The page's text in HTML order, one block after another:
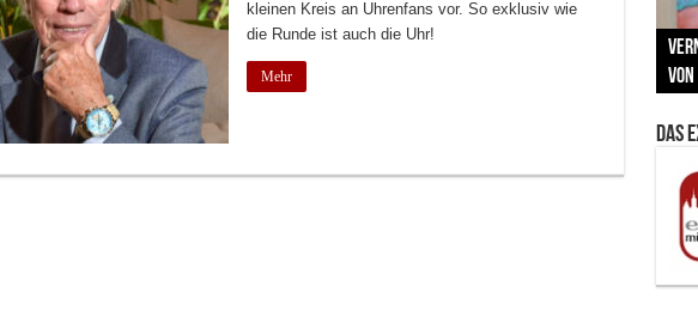
kleinen Kreis an Uhrenfans vor. So exklusiv wie
die Runde ist auch die Uhr!
Mehr
Zu
Das